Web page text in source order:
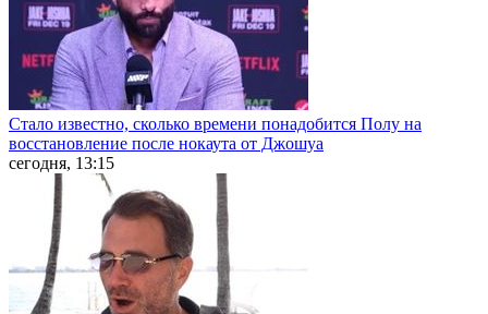
Стало известно, сколько времени понадобится Полу на
восстановление после нокаута от Джошуа
сегодня, 13:15